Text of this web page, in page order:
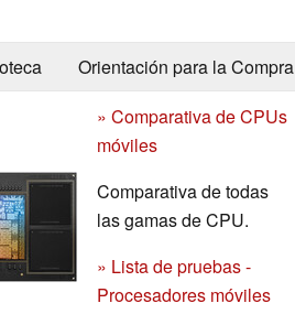
Orientación para la Compra
» Comparativa de CPUs
móviles
Comparativa de todas
las gamas de CPU.
» Lista de pruebas -
Procesadores móviles